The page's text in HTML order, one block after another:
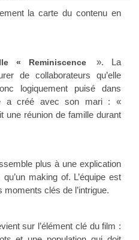
la carte du contenu en
« Reminiscence
». La
de collaborateurs qu’elle
logiquement puisé dans
a créé avec son mari : «
une réunion de famille durant
plus à une explication
making of. L’équipe est
clés de l’intrigue.
sur l’élément clé du film :